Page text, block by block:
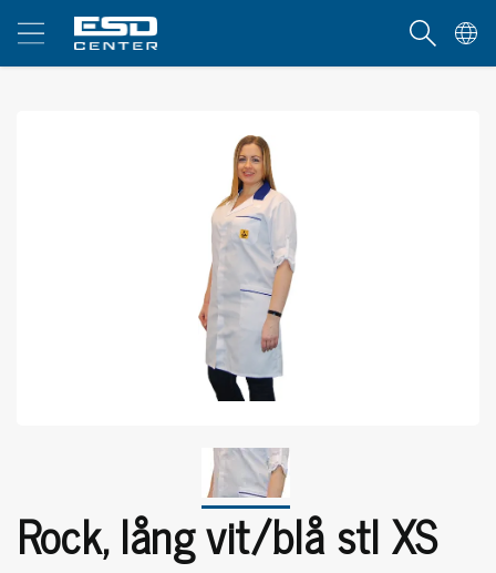
Rock, lång vit/blå stl XS